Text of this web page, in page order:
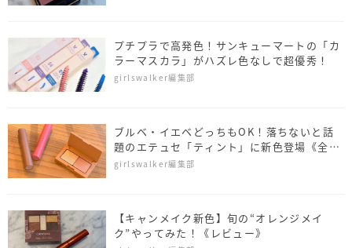
プチプラで高発色！サンキューマートの「カ
ラーマスカラ」がハズレ色なしで超優秀！
girlswalker編集部
ブルベ・イエベどっちもOK！落ちないと話
題のエテュセ「ティント」に新色登場《全色
レビュー》
girlswalker編集部
【キャンメイク新色】旬の“オレンジメイ
ク”やってみた！《レビュー》